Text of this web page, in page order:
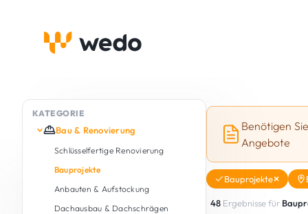
KATEGORIE
Bau & Renovierung
Schlüsselfertige Renovierung
Bauprojekte
Anbauten & Aufstockung
Dachausbau & Dachschrägen
Benötigen
Angebote
Bauprojekte
48 Ergebnisse für